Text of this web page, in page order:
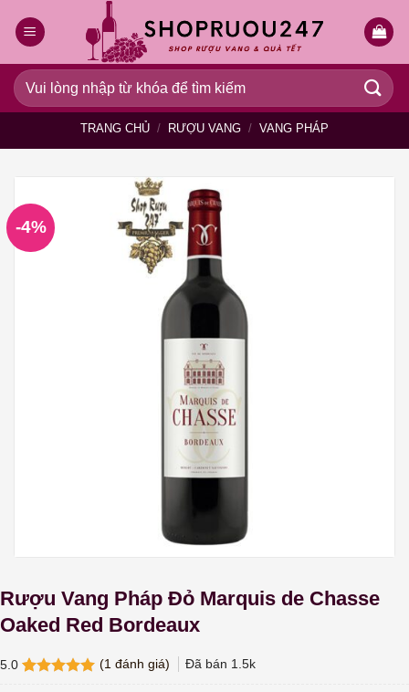
qua
dung
Tìm
kiếm:
TRANG CHỦ / RƯỢU VANG / VANG PHÁP
-4%
Rượu Vang Pháp Đỏ Marquis de Chasse
Oaked Red Bordeaux
5.0
(1 đánh giá) Đã bán 1.5k